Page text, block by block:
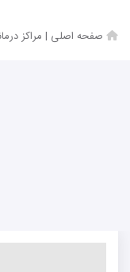
صفحه اصلی | مراکز